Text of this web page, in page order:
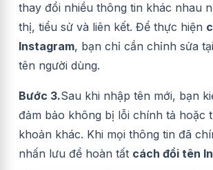
thay đổi nhiều thông tin khác nhau
thị, tiểu sử và liên kết. Để thực hiện
Instagram, bạn chỉ cần chỉnh sửa
tên người dùng.
Bước 3.Sau khi nhập tên mới, bạn
đảm bảo không bị lỗi chính tả hoặc
khoản khác. Khi mọi thông tin đã
nhấn lưu để hoàn tất cách đổi tên